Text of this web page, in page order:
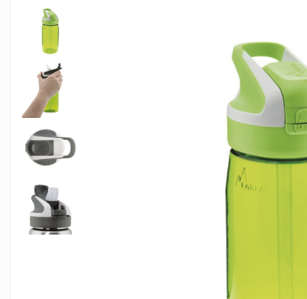
Sticla Aluminiu
Recipient tritan
Termosuri și recipiente termoizolante
Jucarii
Mama și copilul
Ingrijire personala
Servetele umede
Servetele Umede Copii
Biscuiti Bio pentru Copii
Oja pentru copii bio
Hidratare Adulti